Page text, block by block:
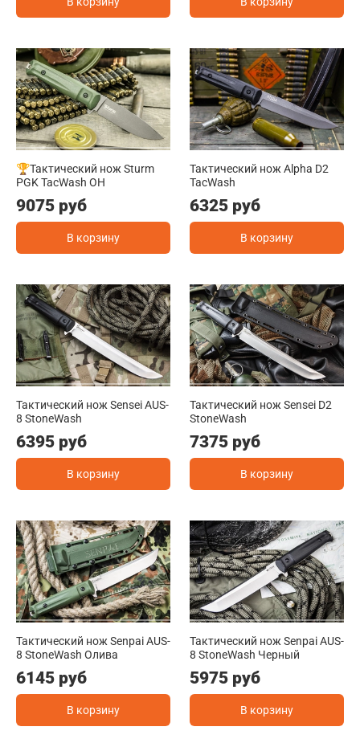
🏆Тактический нож Sturm
PGK TacWash OH
9075 руб
В корзину
Тактический нож Alpha D2
TacWash
6325 руб
В корзину
Тактический нож Sensei AUS-
8 StoneWash
6395 руб
В корзину
Тактический нож Sensei D2
StoneWash
7375 руб
В корзину
Тактический нож Senpai AUS-
8 StoneWash Олива
6145 руб
В корзину
Тактический нож Senpai AUS-
8 StoneWash Черный
5975 руб
В корзину